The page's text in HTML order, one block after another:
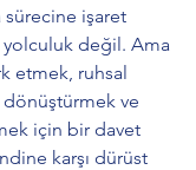
sürecine işaret
yolculuk değil. Ama
etmek, ruhsal
dönüştürmek ve
için bir davet
karşı dürüst